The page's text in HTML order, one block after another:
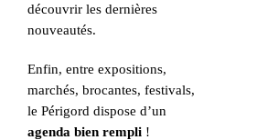
découvrir les dernières
nouveautés.
Enfin, entre expositions,
marchés, brocantes, festivals,
le Périgord dispose d’un
agenda bien rempli !